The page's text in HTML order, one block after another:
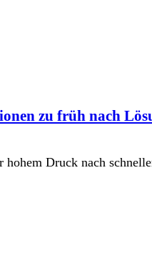
zu früh nach
Druck nach